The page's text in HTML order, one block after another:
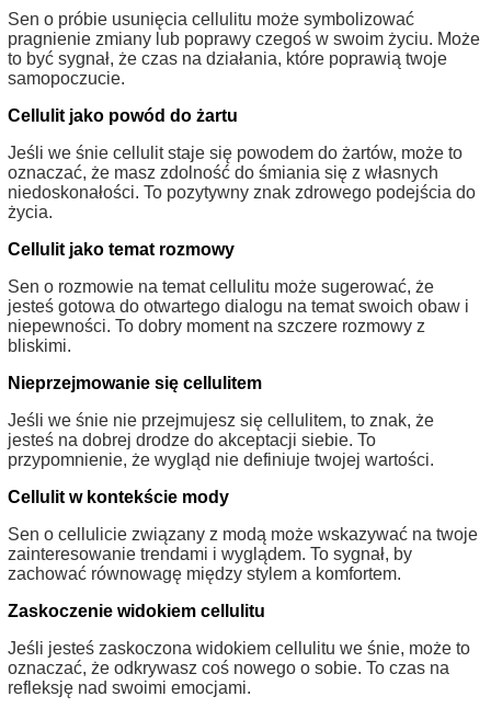
Sen o próbie usunięcia cellulitu może symbolizować
pragnienie zmiany lub poprawy czegoś w swoim życiu. Może
to być sygnał, że czas na działania, które poprawią twoje
samopoczucie.
Cellulit jako powód do żartu
Jeśli we śnie cellulit staje się powodem do żartów, może to
oznaczać, że masz zdolność do śmiania się z własnych
niedoskonałości. To pozytywny znak zdrowego podejścia do
życia.
Cellulit jako temat rozmowy
Sen o rozmowie na temat cellulitu może sugerować, że
jesteś gotowa do otwartego dialogu na temat swoich obaw i
niepewności. To dobry moment na szczere rozmowy z
bliskimi.
Nieprzejmowanie się cellulitem
Jeśli we śnie nie przejmujesz się cellulitem, to znak, że
jesteś na dobrej drodze do akceptacji siebie. To
przypomnienie, że wygląd nie definiuje twojej wartości.
Cellulit w kontekście mody
Sen o cellulicie związany z modą może wskazywać na twoje
zainteresowanie trendami i wyglądem. To sygnał, by
zachować równowagę między stylem a komfortem.
Zaskoczenie widokiem cellulitu
Jeśli jesteś zaskoczona widokiem cellulitu we śnie, może to
oznaczać, że odkrywasz coś nowego o sobie. To czas na
refleksję nad swoimi emocjami.